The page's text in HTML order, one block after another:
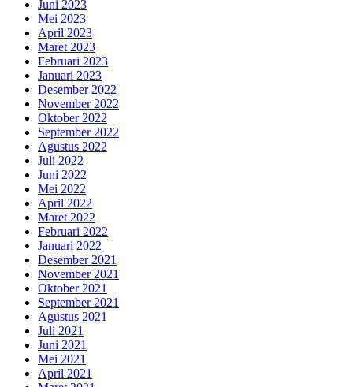
Juni 2023
Mei 2023
April 2023
Maret 2023
Februari 2023
Januari 2023
Desember 2022
November 2022
Oktober 2022
September 2022
Agustus 2022
Juli 2022
Juni 2022
Mei 2022
April 2022
Maret 2022
Februari 2022
Januari 2022
Desember 2021
November 2021
Oktober 2021
September 2021
Agustus 2021
Juli 2021
Juni 2021
Mei 2021
April 2021